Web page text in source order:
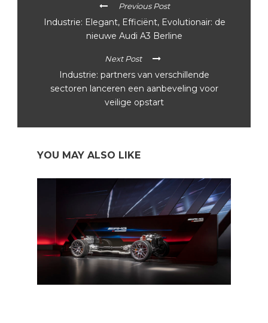
Previous Post
Industrie: Elegant, Efficiënt, Evolutionair: de
nieuwe Audi A3 Berline
Next Post
Industrie: partners van verschillende
sectoren lanceren een aanbeveling voor
veilige opstart
YOU MAY ALSO LIKE